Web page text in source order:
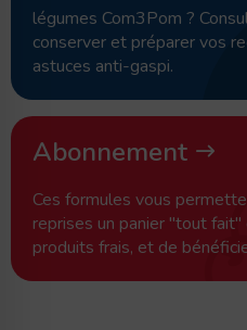
légumes Com3Pom ?
conserver et préparer vos
astuces anti-gaspi.
Abonnement
Ces formules vous
reprises un panier "tout
produits frais, et de